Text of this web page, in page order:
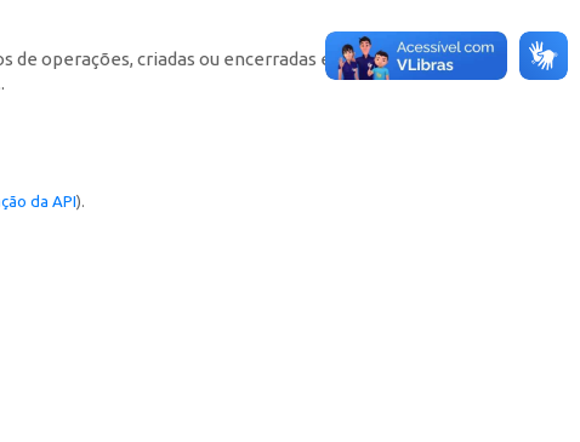
operações, criadas ou encerradas em cada
da API).